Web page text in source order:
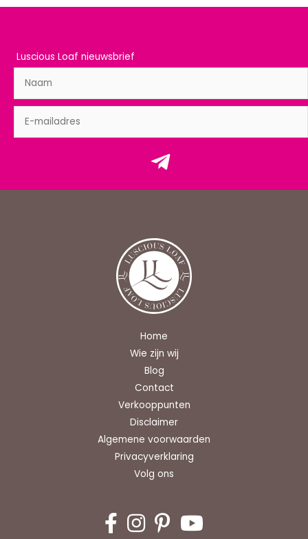
Luscious Loaf nieuwsbrief
Home
Wie zijn wij
Blog
Contact
Verkooppunten
Disclaimer
Algemene voorwaarden
Privacyverklaring
Volg ons